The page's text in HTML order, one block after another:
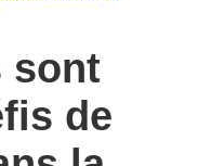
sont
de